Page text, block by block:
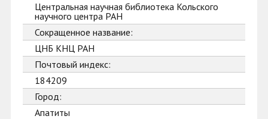
Центральная научная библиотека Кольского
научного центра РАН
Сокращенное название:
ЦНБ КНЦ РАН
Почтовый индекс:
184209
Город:
Апатиты